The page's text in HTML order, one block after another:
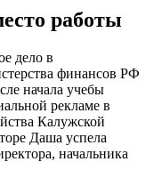
работы
дело в
финансов РФ
начала учебы
рекламе в
Калужской
Даша успела
начальника